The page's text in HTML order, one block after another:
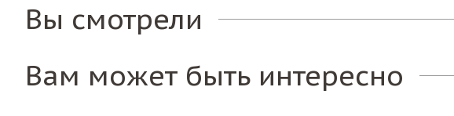
Вы смотрели
Вам может быть интересно